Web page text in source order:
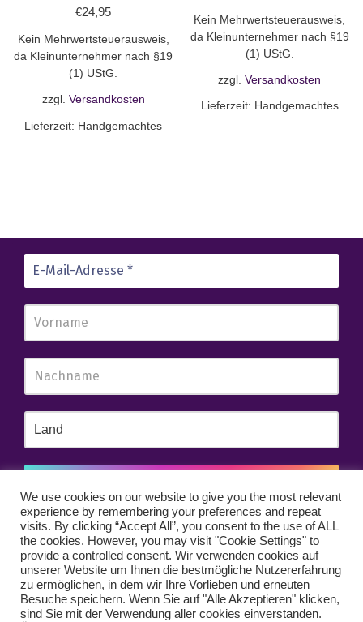
€24,95
Kein Mehrwertsteuerausweis,
da Kleinunternehmer nach §19
(1) UStG.
zzgl. Versandkosten
Lieferzeit: Handgemachtes
Kein Mehrwertsteuerausweis,
da Kleinunternehmer nach §19
(1) UStG.
zzgl.Versandkosten
Lieferzeit: Handgemachtes
Wir senden keinen Spam! Erfahre mehr in unserer
Datenschutzerklärung.
We use cookies on our website to give you the most relevant
experience by remembering your preferences and repeat
visits. By clicking “Accept All”, you consent to the use of ALL
the cookies. However, you may visit "Cookie Settings" to
provide a controlled consent. Wir verwenden cookies auf
unserer Website um Ihnen die bestmögliche Nutzererfahrung
zu ermöglichen, in dem wir Ihre Vorlieben und erneuten
Besuche speichern. Wenn Sie auf "Alle Akzeptieren" klicken,
sind Sie mit der Verwendung aller cookies einverstanden.